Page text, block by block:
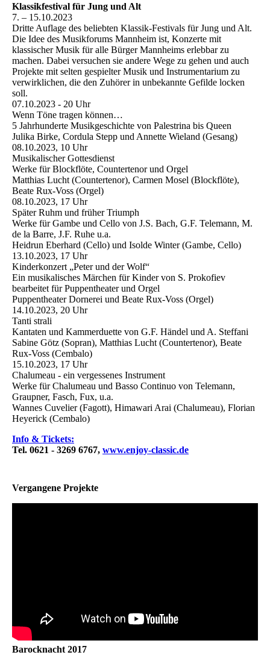
Klassikfestival für Jung und Alt
7. – 15.10.2023
Dritte Auflage des beliebten Klassik-Festivals für Jung und Alt.
Die Idee des Musikforums Mannheim ist, Konzerte mit
klassischer Musik für alle Bürger Mannheims erlebbar zu
machen. Dabei versuchen sie andere Wege zu gehen und auch
Projekte mit selten gespielter Musik und Instrumentarium zu
verwirklichen, die den Zuhörer in unbekannte Gefilde locken
soll.
07.10.2023 - 20 Uhr
Wenn Töne tragen können…
5 Jahrhunderte Musikgeschichte von Palestrina bis Queen
Julika Birke, Cordula Stepp und Annette Wieland (Gesang)
08.10.2023, 10 Uhr
Musikalischer Gottesdienst
Werke für Blockflöte, Countertenor und Orgel
Matthias Lucht (Countertenor), Carmen Mosel (Blockflöte),
Beate Rux-Voss (Orgel)
08.10.2023, 17 Uhr
Später Ruhm und früher Triumph
Werke für Gambe und Cello von J.S. Bach, G.F. Telemann, M.
de la Barre, J.F. Ruhe u.a.
Heidrun Eberhard (Cello) und Isolde Winter (Gambe, Cello)
13.10.2023, 17 Uhr
Kinderkonzert „Peter und der Wolf“
Ein musikalisches Märchen für Kinder von S. Prokofiev
bearbeitet für Puppentheater und Orgel
Puppentheater Dornerei und Beate Rux-Voss (Orgel)
14.10.2023, 20 Uhr
Tanti strali
Kantaten und Kammerduette von G.F. Händel und A. Steffani
Sabine Götz (Sopran), Matthias Lucht (Countertenor), Beate
Rux-Voss (Cembalo)
15.10.2023, 17 Uhr
Chalumeau - ein vergessenes Instrument
Werke für Chalumeau und Basso Continuo von Telemann,
Graupner, Fasch, Fux, u.a.
Wannes Cuvelier (Fagott), Himawari Arai (Chalumeau), Florian
Heyerick (Cembalo)
Info & Tickets:
Tel. 0621 - 3269 6767, www.enjoy-classic.de
Vergangene Projekte
Barocknacht 2017